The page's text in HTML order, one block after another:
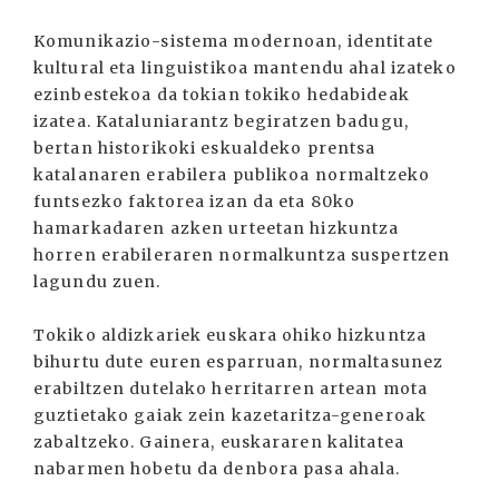
Komunikazio-sistema modernoan, identitate
kultural eta linguistikoa mantendu ahal izateko
ezinbestekoa da tokian tokiko hedabideak
izatea. Kataluniarantz begiratzen badugu,
bertan historikoki eskualdeko prentsa
katalanaren erabilera publikoa normaltzeko
funtsezko faktorea izan da eta 80ko
hamarkadaren azken urteetan hizkuntza
horren erabileraren normalkuntza suspertzen
lagundu zuen.
Tokiko aldizkariek euskara ohiko hizkuntza
bihurtu dute euren esparruan, normaltasunez
erabiltzen dutelako herritarren artean mota
guztietako gaiak zein kazetaritza-generoak
zabaltzeko. Gainera, euskararen kalitatea
nabarmen hobetu da denbora pasa ahala.